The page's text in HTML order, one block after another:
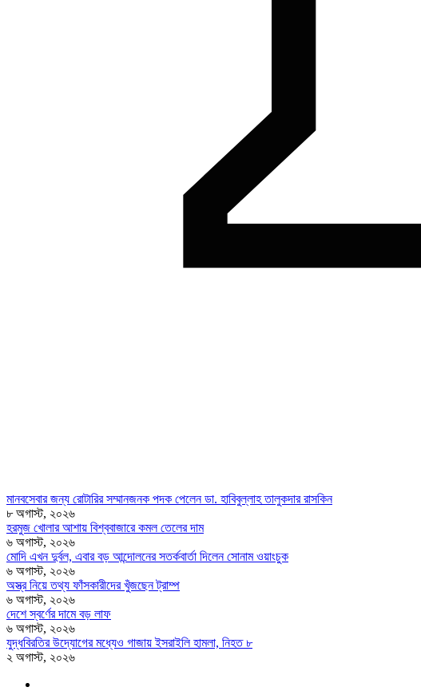
মানবসেবার জন্য রোটারির সম্মানজনক পদক পেলেন ডা. হাবিবুল্লাহ তালুকদার রাসকিন
৮ অগাস্ট, ২০২৬
হরমুজ খোলার আশায় বিশ্ববাজারে কমল তেলের দাম
৬ অগাস্ট, ২০২৬
মোদি এখন দুর্বল, এবার বড় আন্দোলনের সতর্কবার্তা দিলেন সোনাম ওয়াংচুক
৬ অগাস্ট, ২০২৬
অস্ত্র নিয়ে তথ্য ফাঁসকারীদের খুঁজছেন ট্রাম্প
৬ অগাস্ট, ২০২৬
দেশে স্বর্ণের দামে বড় লাফ
৬ অগাস্ট, ২০২৬
যুদ্ধবিরতির উদ্যোগের মধ্যেও গাজায় ইসরাইলি হামলা, নিহত ৮
২ অগাস্ট, ২০২৬